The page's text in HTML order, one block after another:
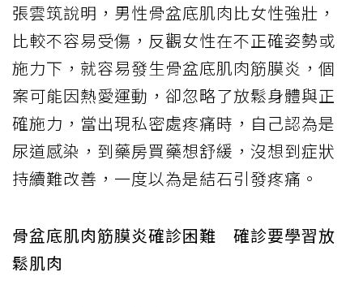
張雲筑說明，男性骨盆底肌肉比女性強壯，
比較不容易受傷，反觀女性在不正確姿勢或
施力下，就容易發生骨盆底肌肉筋膜炎，個
案可能因熱愛運動，卻忽略了放鬆身體與正
確施力，當出現私密處疼痛時，自己認為是
尿道感染，到藥房買藥想舒緩，沒想到症狀
持續難改善，一度以為是結石引發疼痛。
骨盆底肌肉筋膜炎確診困難 確診要學習放
鬆肌肉